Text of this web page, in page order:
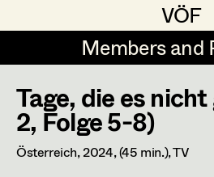
VÖF
VÖF
Members and
Members and
DE EN
Suche
YEAR
2026
Tage, die es
2, Folge 5-8)
Österreich,2024, (45 min.), TV